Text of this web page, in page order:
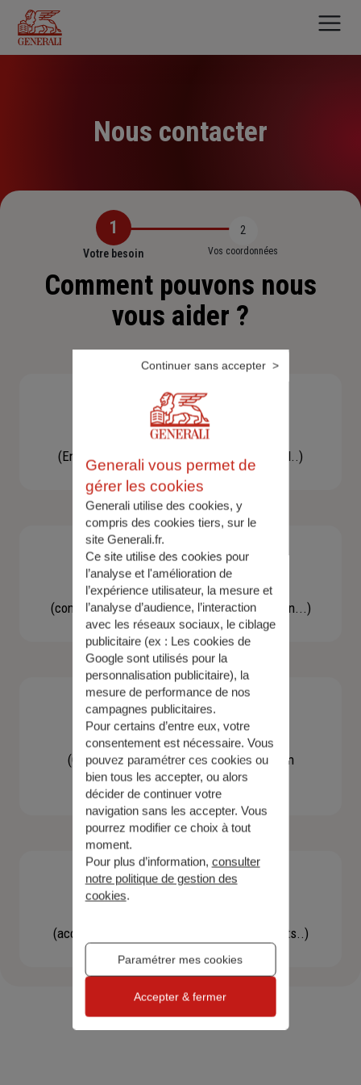
contenu
principal
Nous contacter
1
Votre besoin
2
Vos coordonnées
Comment pouvons nous
vous aider ?
Besoin d'une assistance
(En cas d'accident, bris de glace, un conseil..)
Demande d'information
(concernant une actualité, une réglementation...)
Contacter un agent
(Obtenir un devis, une information, faire un
bilan...)
(accéder à l'espace client, gérer mes contrats..)
Generali vous permet de
gérer les cookies
Generali utilise des cookies, y
compris des cookies tiers, sur le
site Generali.fr.
Ce site utilise des cookies pour
l’analyse et l'amélioration de
l’expérience utilisateur, la mesure et
l’analyse d’audience, l’interaction
avec les réseaux sociaux, le ciblage
publicitaire (ex : Les cookies de
Google sont utilisés pour la
personnalisation publicitaire), la
mesure de performance de nos
campagnes publicitaires.
Pour certains d’entre eux, votre
consentement est nécessaire. Vous
pouvez paramétrer ces cookies ou
bien tous les accepter, ou alors
décider de continuer votre
navigation sans les accepter. Vous
pourrez modifier ce choix à tout
moment.
Pour plus d’information, consulter
notre politique de gestion des
cookies.
Paramétrer mes cookies
Continuer sans accepter
Accepter & fermer